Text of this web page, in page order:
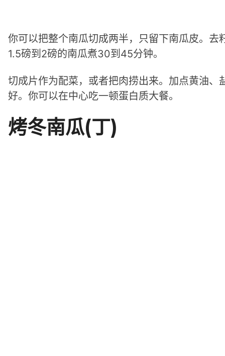
你可以把整个南瓜切成两半，只留下南瓜皮。
1.5磅到2磅的南瓜煮30到45分钟。
切成片作为配菜，或者把肉捞出来。加点黄油
好。你可以在中心吃一顿蛋白质大餐。
烤冬南瓜(丁)